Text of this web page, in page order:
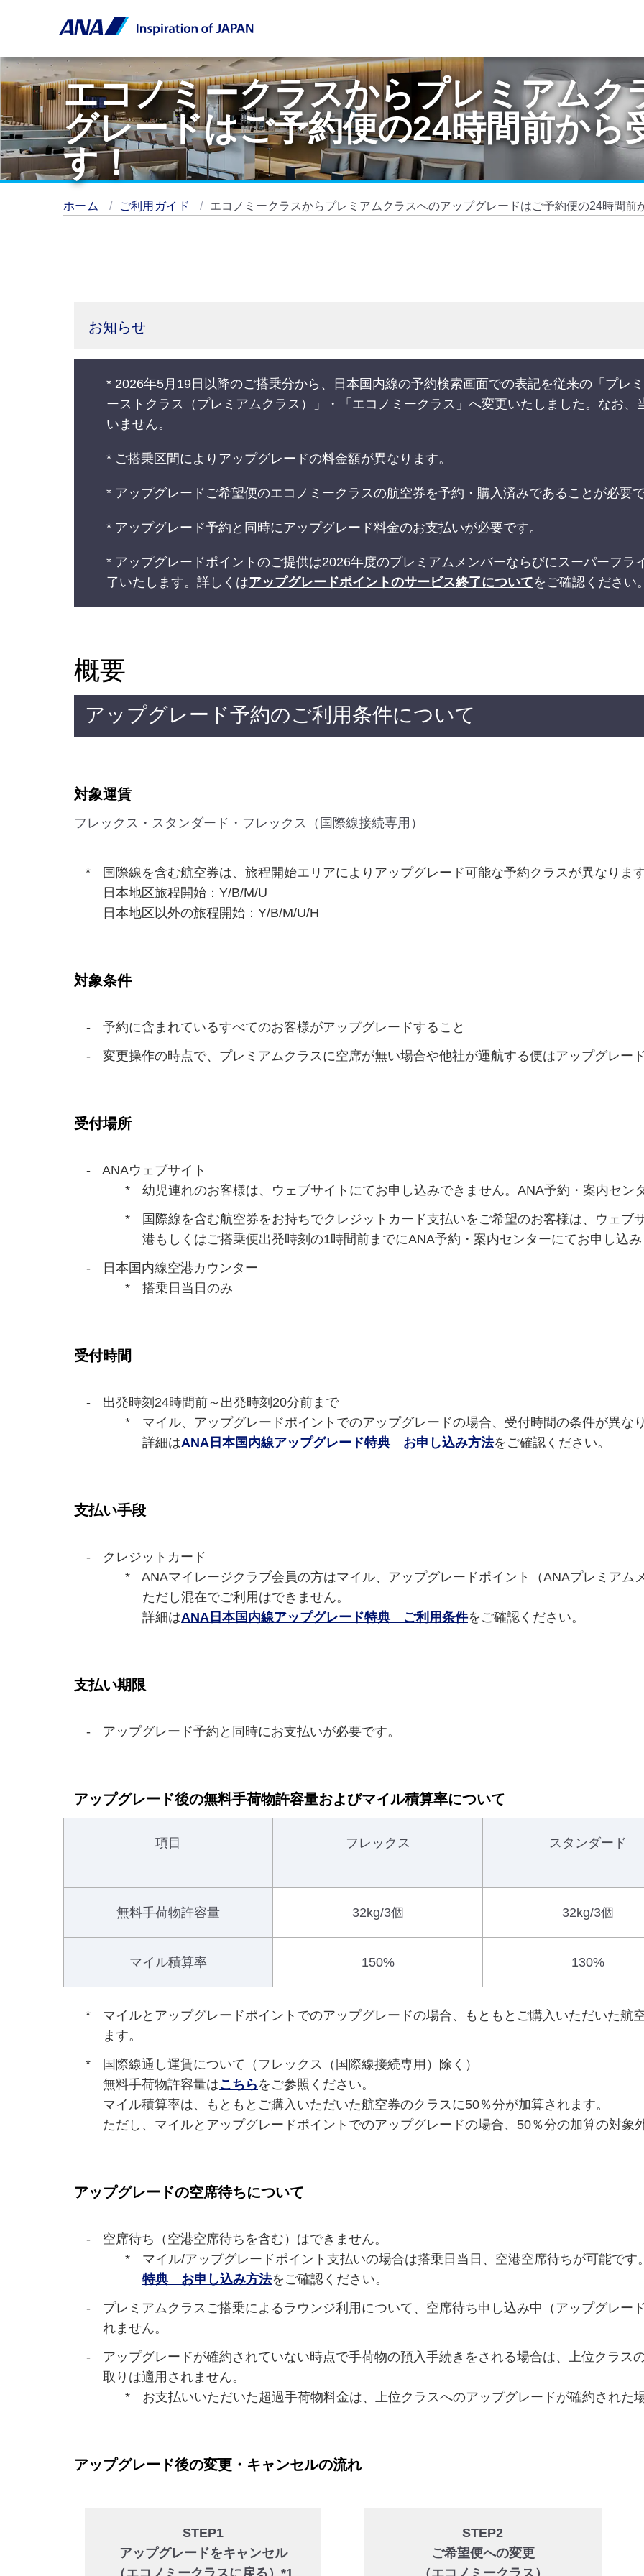
エコノミークラスからプレミアムク
グレードはご予約便の24時間前から
す！
ホーム ご利用ガイド エコノミークラスからプレミアムクラスへのアップグレードはご予約便の24時間前
お知らせ
* 2026年5月19日以降のご搭乗分から、日本国内線の予約検索画面での表記を従来の「プレ
ーストクラス（プレミアムクラス）」・「エコノミークラス」へ変更いたしました。なお
いません。
* ご搭乗区間によりアップグレードの料金額が異なります。
* アップグレードご希望便のエコノミークラスの航空券を予約・購入済みであることが必要
* アップグレード予約と同時にアップグレード料金のお支払いが必要です。
* アップグレードポイントのご提供は2026年度のプレミアムメンバーならびにスーパーフラ
了いたします。詳しくはアップグレードポイントのサービス終了についてをご確認ください
概要
アップグレード予約のご利用条件について
対象運賃
フレックス・スタンダード・フレックス（国際線接続専用）
国際線を含む航空券は、旅程開始エリアによりアップグレード可能な予約クラスが異なりま
日本地区旅程開始：Y/B/M/U
日本地区以外の旅程開始：Y/B/M/U/H
対象条件
予約に含まれているすべてのお客様がアップグレードすること
変更操作の時点で、プレミアムクラスに空席が無い場合や他社が運航する便はアップグレー
受付場所
ANAウェブサイト
幼児連れのお客様は、ウェブサイトにてお申し込みできません。ANA予約・案内セン
国際線を含む航空券をお持ちでクレジットカード支払いをご希望のお客様は、ウェブ
港もしくはご搭乗便出発時刻の1時間前までにANA予約・案内センターにてお申し込
日本国内線空港カウンター
搭乗日当日のみ
受付時間
出発時刻24時間前～出発時刻20分前まで
マイル、アップグレードポイントでのアップグレードの場合、受付時間の条件が異な
詳細はANA日本国内線アップグレード特典 お申し込み方法をご確認ください。
支払い手段
クレジットカード
ANAマイレージクラブ会員の方はマイル、アップグレードポイント（ANAプレミアム
ただし混在でご利用はできません。
詳細はANA日本国内線アップグレード特典 ご利用条件をご確認ください。
支払い期限
アップグレード予約と同時にお支払いが必要です。
アップグレード後の無料手荷物許容量およびマイル積算率について
項目 フレックス スタンダード
無料手荷物許容量 32kg/3個 32kg/3個
マイル積算率 150% 130%
マイルとアップグレードポイントでのアップグレードの場合、もともとご購入いただいた航
ます。
国際線通し運賃について（フレックス（国際線接続専用）除く）
無料手荷物許容量はこちら をご参照ください。
マイル積算率は、もともとご購入いただいた航空券のクラスに50％分が加算されます。
ただし、マイルとアップグレードポイントでのアップグレードの場合、50％分の加算の対象
アップグレードの空席待ちについて
空席待ち（空港空席待ちを含む）はできません。
マイル/アップグレードポイント支払いの場合は搭乗日当日、空港空席待ちが可能です
特典 お申し込み方法をご確認ください。
プレミアムクラスご搭乗によるラウンジ利用について、空席待ち申し込み中（アップグレー
れません。
アップグレードが確約されていない時点で手荷物の預入手続きをされる場合は、上位クラス
取りは適用されません。
お支払いいただいた超過手荷物料金は、上位クラスへのアップグレードが確約された
アップグレード後の変更・キャンセルの流れ
STEP1
アップグレードをキャンセル
（エコノミークラスに戻る）*1
STEP2
ご希望便への変更
（エコノミークラス）